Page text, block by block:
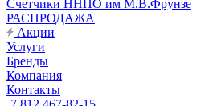
Счетчики ННПО им М.В.Фрунзе
РАСПРОДАЖА
Акции
Услуги
Бренды
Компания
Контакты